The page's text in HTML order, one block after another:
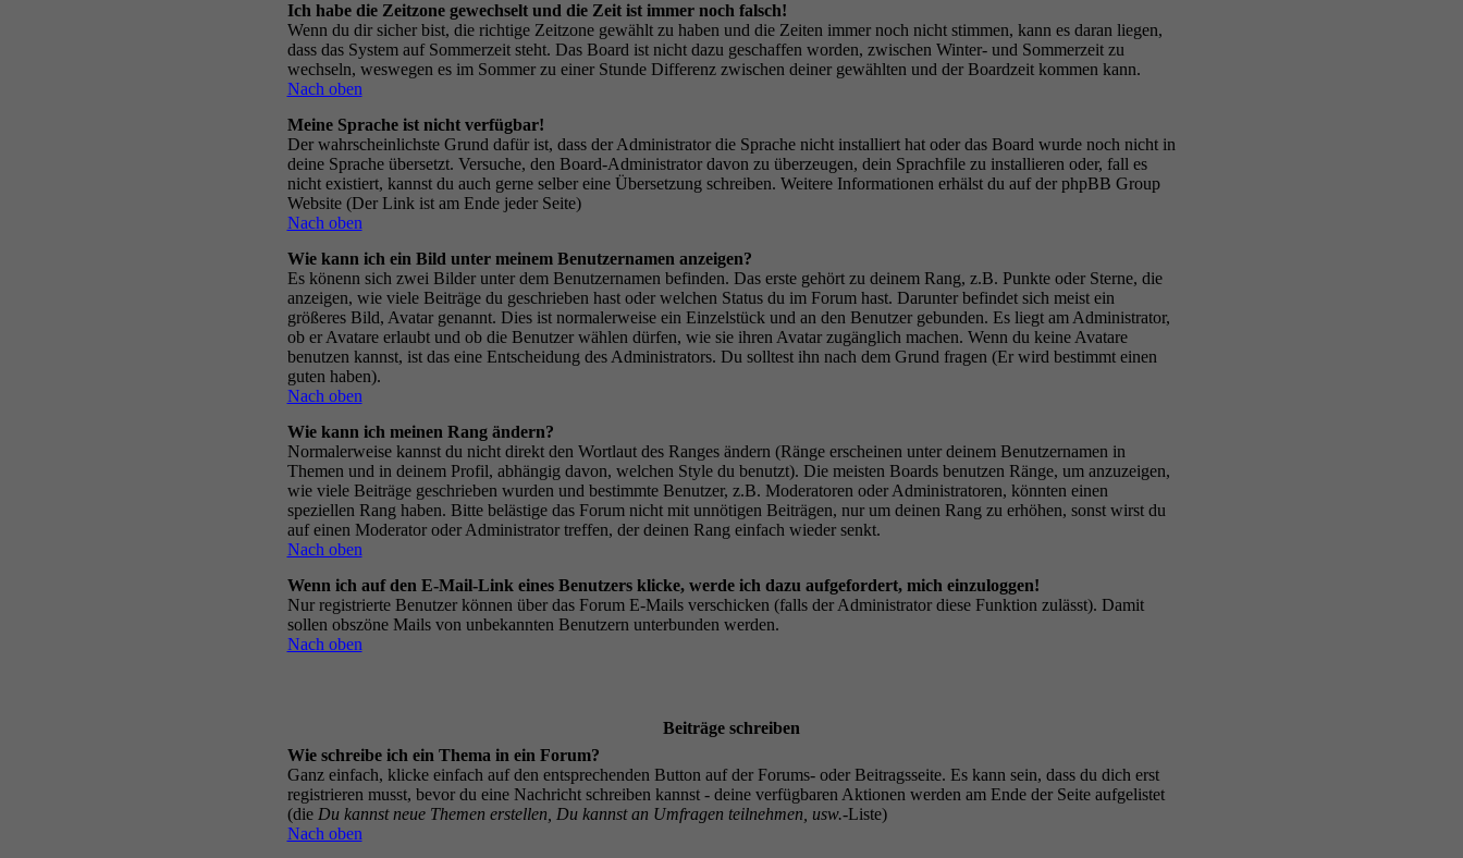
Ich habe die Zeitzone gewechselt und die Zeit ist immer noch falsch!
Wenn du dir sicher bist, die richtige Zeitzone gewählt zu haben und die Zeiten immer noch nicht stimmen, kann es daran liegen,
dass das System auf Sommerzeit steht. Das Board ist nicht dazu geschaffen worden, zwischen Winter- und Sommerzeit zu
wechseln, weswegen es im Sommer zu einer Stunde Differenz zwischen deiner gewählten und der Boardzeit kommen kann.
Nach oben
Meine Sprache ist nicht verfügbar!
Der wahrscheinlichste Grund dafür ist, dass der Administrator die Sprache nicht installiert hat oder das Board wurde noch nicht in
deine Sprache übersetzt. Versuche, den Board-Administrator davon zu überzeugen, dein Sprachfile zu installieren oder, fall es
nicht existiert, kannst du auch gerne selber eine Übersetzung schreiben. Weitere Informationen erhälst du auf der phpBB Group
Website (Der Link ist am Ende jeder Seite)
Nach oben
Wie kann ich ein Bild unter meinem Benutzernamen anzeigen?
Es könenn sich zwei Bilder unter dem Benutzernamen befinden. Das erste gehört zu deinem Rang, z.B. Punkte oder Sterne, die
anzeigen, wie viele Beiträge du geschrieben hast oder welchen Status du im Forum hast. Darunter befindet sich meist ein
größeres Bild, Avatar genannt. Dies ist normalerweise ein Einzelstück und an den Benutzer gebunden. Es liegt am Administrator,
ob er Avatare erlaubt und ob die Benutzer wählen dürfen, wie sie ihren Avatar zugänglich machen. Wenn du keine Avatare
benutzen kannst, ist das eine Entscheidung des Administrators. Du solltest ihn nach dem Grund fragen (Er wird bestimmt einen
guten haben).
Nach oben
Wie kann ich meinen Rang ändern?
Normalerweise kannst du nicht direkt den Wortlaut des Ranges ändern (Ränge erscheinen unter deinem Benutzernamen in
Themen und in deinem Profil, abhängig davon, welchen Style du benutzt). Die meisten Boards benutzen Ränge, um anzuzeigen,
wie viele Beiträge geschrieben wurden und bestimmte Benutzer, z.B. Moderatoren oder Administratoren, könnten einen
speziellen Rang haben. Bitte belästige das Forum nicht mit unnötigen Beiträgen, nur um deinen Rang zu erhöhen, sonst wirst du
auf einen Moderator oder Administrator treffen, der deinen Rang einfach wieder senkt.
Nach oben
Wenn ich auf den E-Mail-Link eines Benutzers klicke, werde ich dazu aufgefordert, mich einzuloggen!
Nur registrierte Benutzer können über das Forum E-Mails verschicken (falls der Administrator diese Funktion zulässt). Damit
sollen obszöne Mails von unbekannten Benutzern unterbunden werden.
Nach oben
Beiträge schreiben
Wie schreibe ich ein Thema in ein Forum?
Ganz einfach, klicke einfach auf den entsprechenden Button auf der Forums- oder Beitragsseite. Es kann sein, dass du dich erst
registrieren musst, bevor du eine Nachricht schreiben kannst - deine verfügbaren Aktionen werden am Ende der Seite aufgelistet
(die Du kannst neue Themen erstellen, Du kannst an Umfragen teilnehmen, usw.-Liste)
Nach oben